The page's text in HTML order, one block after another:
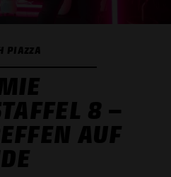
PIAZZA
8 –
AUF